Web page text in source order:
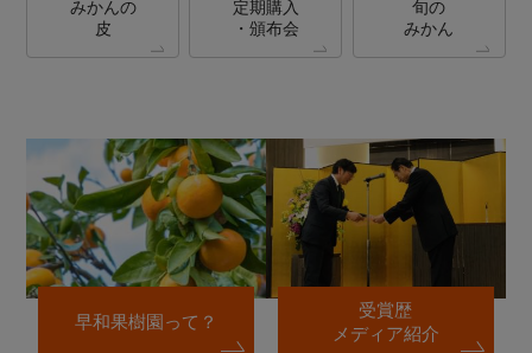
みかんの
皮
定期購入
・頒布会
旬の
みかん
早和果樹園って？
受賞歴
メディア紹介